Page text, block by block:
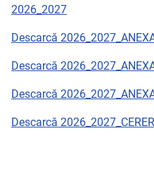
2026_2027
Descarcă
Descarcă
Descarcă
Descarcă